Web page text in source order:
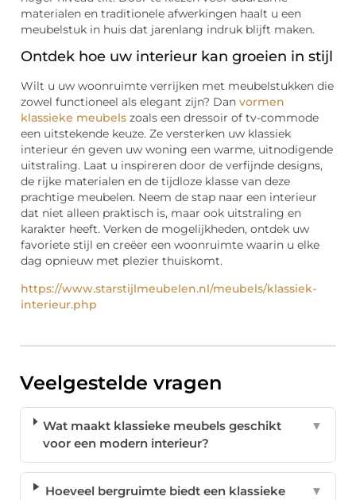
materialen en traditionele afwerkingen haalt u een
meubelstuk in huis dat jarenlang indruk blijft maken.
Ontdek hoe uw interieur kan groeien in stijl
Wilt u uw woonruimte verrijken met meubelstukken die
zowel functioneel als elegant zijn? Dan vormen
klassieke meubels zoals een dressoir of tv-commode
een uitstekende keuze. Ze versterken uw klassiek
interieur én geven uw woning een warme, uitnodigende
uitstraling. Laat u inspireren door de verfijnde designs,
de rijke materialen en de tijdloze klasse van deze
prachtige meubelen. Neem de stap naar een interieur
dat niet alleen praktisch is, maar ook uitstraling en
karakter heeft. Verken de mogelijkheden, ontdek uw
favoriete stijl en creëer een woonruimte waarin u elke
dag opnieuw met plezier thuiskomt.
https://www.starstijlmeubelen.nl/meubels/klassiek-
interieur.php
Veelgestelde vragen
Wat maakt klassieke meubels geschikt
voor een modern interieur?
▼
Hoeveel bergruimte biedt een klassieke
▼